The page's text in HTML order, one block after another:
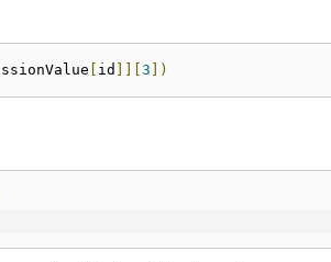
[ id ]][3 ])